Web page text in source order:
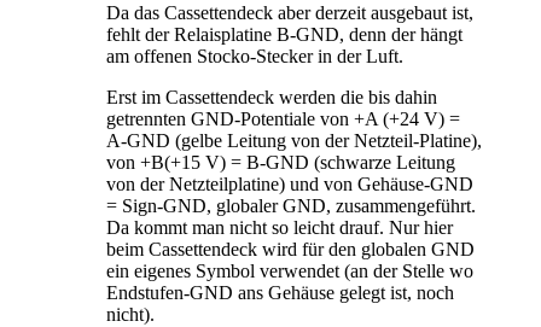
Da das Cassettendeck aber derzeit ausgebaut ist,
fehlt der Relaisplatine B-GND, denn der hängt
am offenen Stocko-Stecker in der Luft.
Erst im Cassettendeck werden die bis dahin
getrennten GND-Potentiale von +A (+24 V) =
A-GND (gelbe Leitung von der Netzteil-Platine),
von +B(+15 V) = B-GND (schwarze Leitung
von der Netzteilplatine) und von Gehäuse-GND
= Sign-GND, globaler GND, zusammengeführt.
Da kommt man nicht so leicht drauf. Nur hier
beim Cassettendeck wird für den globalen GND
ein eigenes Symbol verwendet (an der Stelle wo
Endstufen-GND ans Gehäuse gelegt ist, noch
nicht).